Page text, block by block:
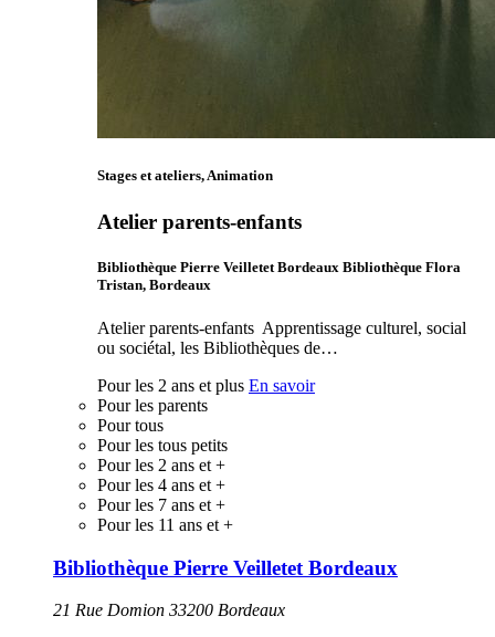
Stages et ateliers, Animation
Atelier parents-enfants
Bibliothèque Pierre Veilletet Bordeaux Bibliothèque Flora
Tristan, Bordeaux
Atelier parents-enfants Apprentissage culturel, social
ou sociétal, les Bibliothèques de…
Pour les 2 ans et plus En savoir
Pour les parents
Pour tous
Pour les tous petits
Pour les 2 ans et +
Pour les 4 ans et +
Pour les 7 ans et +
Pour les 11 ans et +
Bibliothèque Pierre Veilletet Bordeaux
21 Rue Domion 33200 Bordeaux